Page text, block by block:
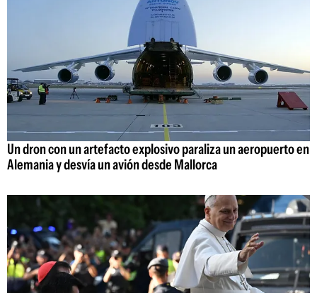
Un dron con un artefacto explosivo paraliza un aeropuerto en
Alemania y desvía un avión desde Mallorca